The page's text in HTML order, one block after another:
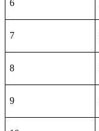
6
7
8
9